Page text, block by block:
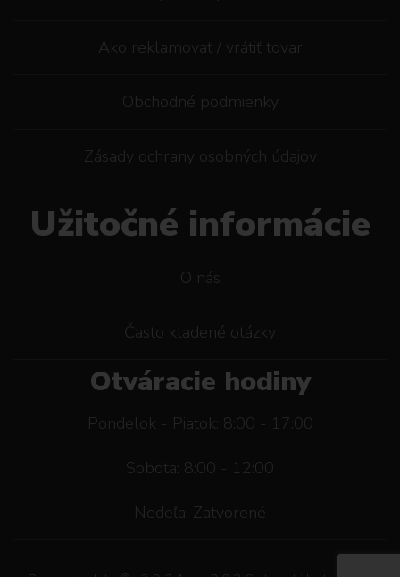
Ako reklamovat / vrátiť tovar
Obchodné podmienky
Zásady ochrany osobných údajov
Užitočné informácie
O nás
Často kladené otázky
Otváracie hodiny
Pondelok - Piatok: 8:00 - 17:00
Sobota: 8:00 - 12:00
Nedeľa: Zatvorené